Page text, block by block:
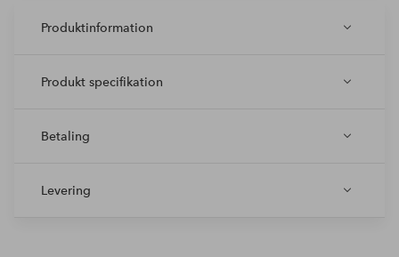
Produktinformation
Produkt specifikation
Betaling
Levering